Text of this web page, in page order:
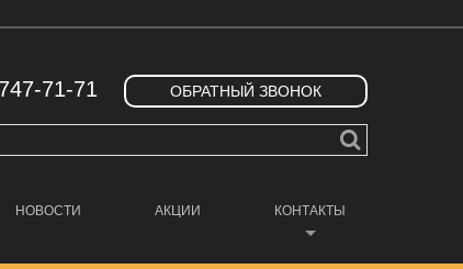
71-71 ОБРАТНЫЙ ЗВОНОК
НОВОСТИ АКЦИИ КОНТАКТЫ